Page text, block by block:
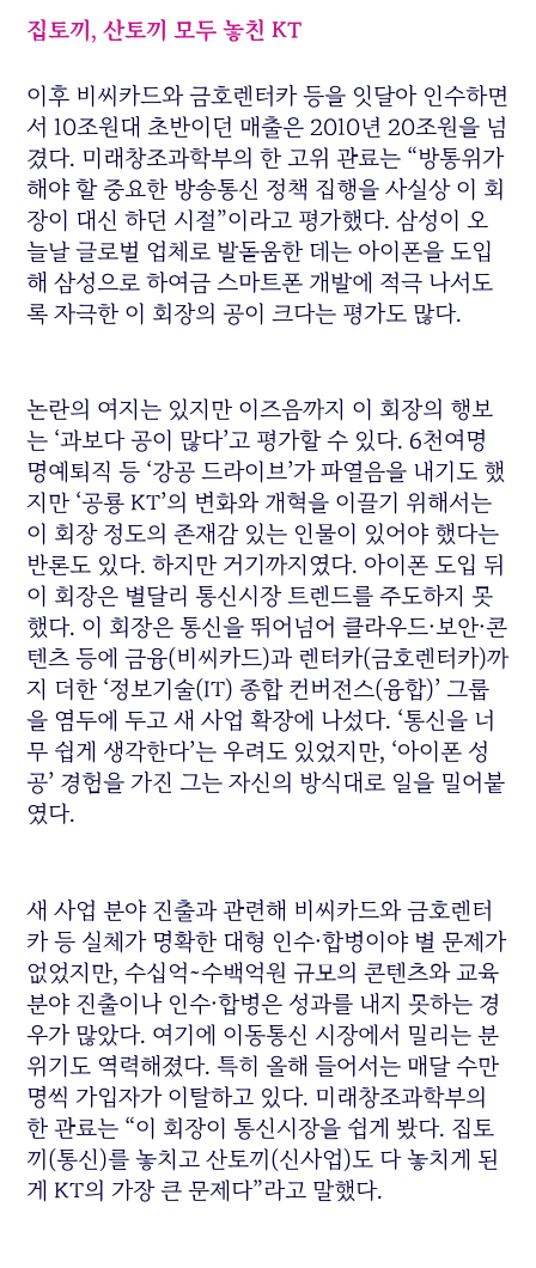
집토끼, 산토끼 모두 놓친 KT
이후 비씨카드와 금호렌터카 등을 잇달아 인수하면
서 10조원대 초반이던 매출은 2010년 20조원을 넘
겼다. 미래창조과학부의 한 고위 관료는 “방통위가
해야 할 중요한 방송통신 정책 집행을 사실상 이 회
장이 대신 하던 시절”이라고 평가했다. 삼성이 오
늘날 글로벌 업체로 발돋움한 데는 아이폰을 도입
해 삼성으로 하여금 스마트폰 개발에 적극 나서도
록 자극한 이 회장의 공이 크다는 평가도 많다.
논란의 여지는 있지만 이즈음까지 이 회장의 행보
는 ‘과보다 공이 많다’고 평가할 수 있다. 6천여명
명예퇴직 등 ‘강공 드라이브’가 파열음을 내기도 했
지만 ‘공룡 KT’의 변화와 개혁을 이끌기 위해서는
이 회장 정도의 존재감 있는 인물이 있어야 했다는
반론도 있다. 하지만 거기까지였다. 아이폰 도입 뒤
이 회장은 별달리 통신시장 트렌드를 주도하지 못
했다. 이 회장은 통신을 뛰어넘어 클라우드·보안·콘
텐츠 등에 금융(비씨카드)과 렌터카(금호렌터카)까
지 더한 ‘정보기술(IT) 종합 컨버전스(융합)’ 그룹
을 염두에 두고 새 사업 확장에 나섰다. ‘통신을 너
무 쉽게 생각한다’는 우려도 있었지만, ‘아이폰 성
공’ 경험을 가진 그는 자신의 방식대로 일을 밀어붙
였다.
새 사업 분야 진출과 관련해 비씨카드와 금호렌터
카 등 실체가 명확한 대형 인수·합병이야 별 문제가
없었지만, 수십억~수백억원 규모의 콘텐츠와 교육
분야 진출이나 인수·합병은 성과를 내지 못하는 경
우가 많았다. 여기에 이동통신 시장에서 밀리는 분
위기도 역력해졌다. 특히 올해 들어서는 매달 수만
명씩 가입자가 이탈하고 있다. 미래창조과학부의
한 관료는 “이 회장이 통신시장을 쉽게 봤다. 집토
끼(통신)를 놓치고 산토끼(신사업)도 다 놓치게 된
게 KT의 가장 큰 문제다”라고 말했다.